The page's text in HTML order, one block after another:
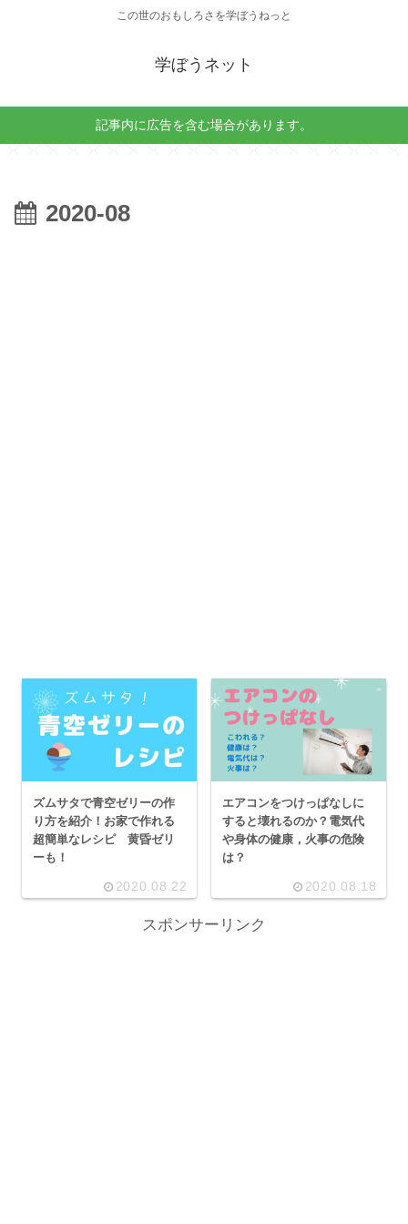
この世のおもしろさを学ぼうねっと
学ぼうネット
記事内に広告を含む場合があります。
2020-08
ズムサタで青空ゼリーの作
り方を紹介！お家で作れる
超簡単なレシピ 黄昏ゼリ
ーも！
2020.08.22
エアコンをつけっぱなしに
すると壊れるのか？電気代
や身体の健康，火事の危険
は？
2020.08.18
スポンサーリンク